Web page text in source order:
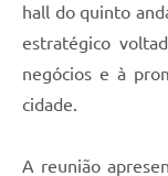
hall do quinto
estratégico
negócios e à
cidade.
A reunião